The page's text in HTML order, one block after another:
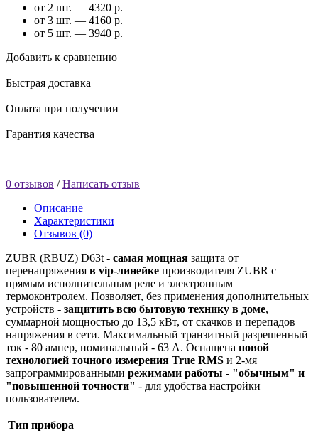
от 2 шт. — 4320 р.
от 3 шт. — 4160 р.
от 5 шт. — 3940 р.
Добавить к сравнению
Быстрая доставка
Оплата при получении
Гарантия качества
0 отзывов /Написать отзыв
Описание
Характеристики
Отзывов (0)
ZUBR (RBUZ) D63t - самая мощная защита от
перенапряжения в vip-линейке производителя ZUBR с
прямым исполнительным реле и электронным
термоконтролем. Позволяет, без применения дополнительных
устройств - защитить всю бытовую технику в доме,
суммарной мощностью до 13,5 кВт, от скачков и перепадов
напряжения в сети. Максимальный транзитный разрешенный
ток - 80 ампер, номинальный - 63 А. Оснащена новой
технологией точного измерения True RMS и 2-мя
запрограммированными режимами работы - "обычным" и
"повышенной точности" - для удобства настройки
пользователем.
Тип прибора